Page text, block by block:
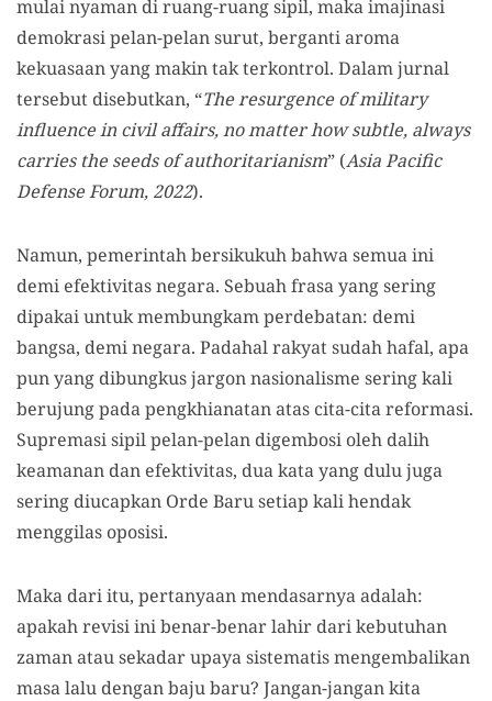
mulai nyaman di ruang-ruang sipil, maka imajinasi
demokrasi pelan-pelan surut, berganti aroma
kekuasaan yang makin tak terkontrol. Dalam jurnal
tersebut disebutkan, “The resurgence of military
influence in civil affairs, no matter how subtle, always
carries the seeds of authoritarianism” (Asia Pacific
Defense Forum, 2022).
Namun, pemerintah bersikukuh bahwa semua ini
demi efektivitas negara. Sebuah frasa yang sering
dipakai untuk membungkam perdebatan: demi
bangsa, demi negara. Padahal rakyat sudah hafal, apa
pun yang dibungkus jargon nasionalisme sering kali
berujung pada pengkhianatan atas cita-cita reformasi.
Supremasi sipil pelan-pelan digembosi oleh dalih
keamanan dan efektivitas, dua kata yang dulu juga
sering diucapkan Orde Baru setiap kali hendak
menggilas oposisi.
Maka dari itu, pertanyaan mendasarnya adalah:
apakah revisi ini benar-benar lahir dari kebutuhan
zaman atau sekadar upaya sistematis mengembalikan
masa lalu dengan baju baru? Jangan-jangan kita